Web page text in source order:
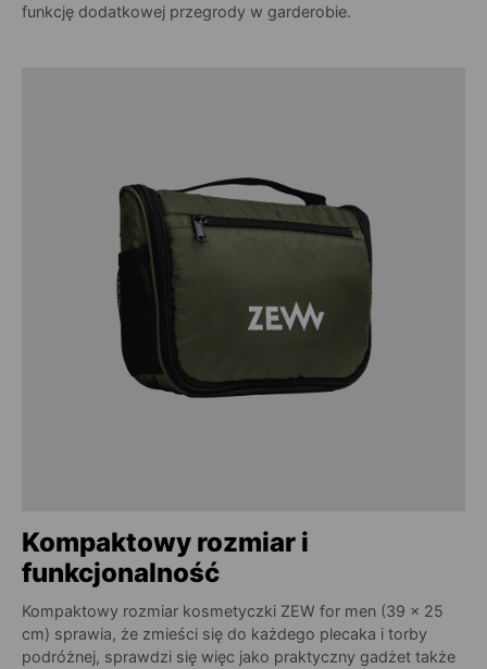
funkcję dodatkowej przegrody w garderobie.
Kompaktowy rozmiar i
funkcjonalność
Kompaktowy rozmiar kosmetyczki ZEW for men (39 x 25
cm) sprawia, że zmieści się do każdego plecaka i torby
podróżnej, sprawdzi się więc jako praktyczny gadżet także